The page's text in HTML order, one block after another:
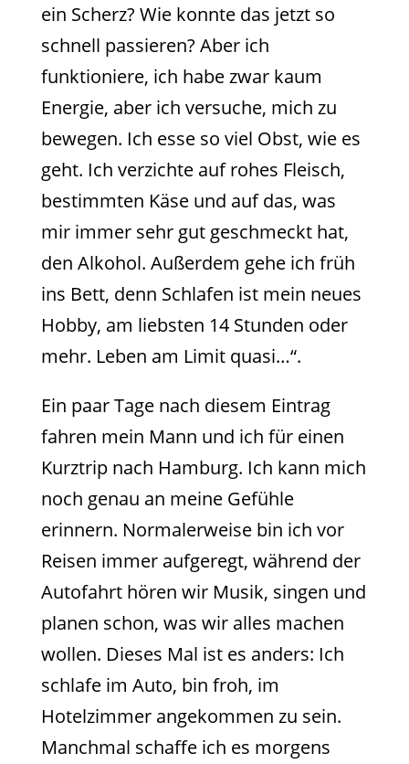
ein Scherz? Wie konnte das jetzt so
schnell passieren? Aber ich
funktioniere, ich habe zwar kaum
Energie, aber ich versuche, mich zu
bewegen. Ich esse so viel Obst, wie es
geht. Ich verzichte auf rohes Fleisch,
bestimmten Käse und auf das, was
mir immer sehr gut geschmeckt hat,
den Alkohol. Außerdem gehe ich früh
ins Bett, denn Schlafen ist mein neues
Hobby, am liebsten 14 Stunden oder
mehr. Leben am Limit quasi…“.
Ein paar Tage nach diesem Eintrag
fahren mein Mann und ich für einen
Kurztrip nach Hamburg. Ich kann mich
noch genau an meine Gefühle
erinnern. Normalerweise bin ich vor
Reisen immer aufgeregt, während der
Autofahrt hören wir Musik, singen und
planen schon, was wir alles machen
wollen. Dieses Mal ist es anders: Ich
schlafe im Auto, bin froh, im
Hotelzimmer angekommen zu sein.
Manchmal schaffe ich es morgens